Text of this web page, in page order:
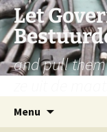
Let
and pull
Menu